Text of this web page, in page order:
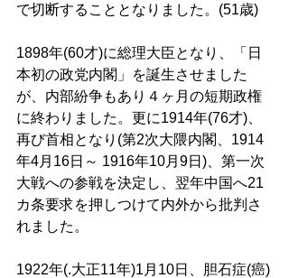
で切断することとなりました。(51歳)
1898年(60才)に総理大臣となり、「日
本初の政党内閣」を誕生させました
が、内部紛争もあり４ヶ月の短期政権
に終わりました。更に1914年(76才)、
再び首相となり(第2次大隈内閣、1914
年4月16日～ 1916年10月9日)、第一次
大戦への参戦を決定し、翌年中国へ21
カ条要求を押しつけて内外から批判さ
れました。
1922年(.大正11年)1月10日、胆石症(癌)